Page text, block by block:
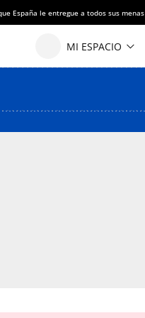
España le entregue a todos sus menas